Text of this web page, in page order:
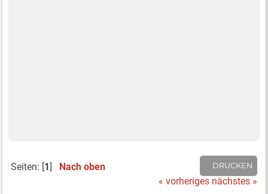
DRUCKEN
Seiten: [1] Nach oben
« vorheriges nächstes »